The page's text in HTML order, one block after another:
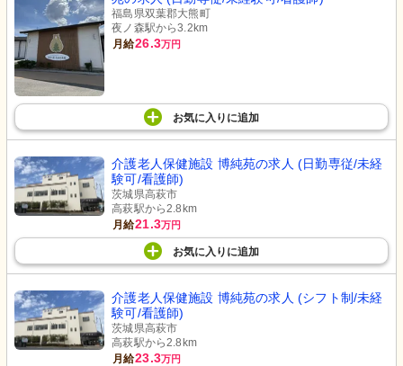
福島県双葉郡大熊町
夜ノ森駅から3.2km
月給26.3万円
お気に入り に追加
介護老人保健施設 博純苑の求人 (日勤専従/未経
験可/看護師)
茨城県高萩市
高萩駅から2.8km
月給21.3万円
お気に入り に追加
介護老人保健施設 博純苑の求人 (シフト制/未経
験可/看護師)
茨城県高萩市
高萩駅から2.8km
月給23.3万円